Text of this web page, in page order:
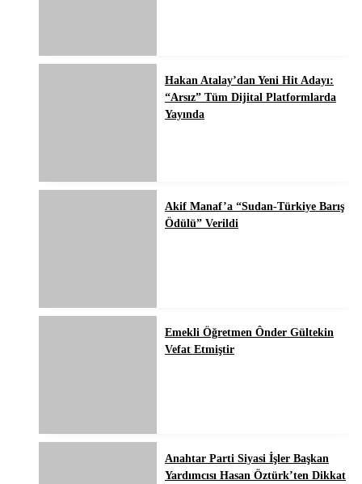
Hakan Atalay’dan Yeni Hit Adayı:
“Arsız” Tüm Dijital Platformlarda
Yayında
Akif Manaf’a “Sudan-Türkiye Barış
Ödülü” Verildi
Emekli Öğretmen Ônder Gültekin
Vefat Etmiştir
Anahtar Parti Siyasi İşler Başkan
Yardımcısı Hasan Öztürk’ten Dikkat